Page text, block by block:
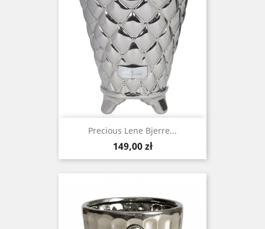
Precious Lene Bjerre...
Cena
149,00 zł